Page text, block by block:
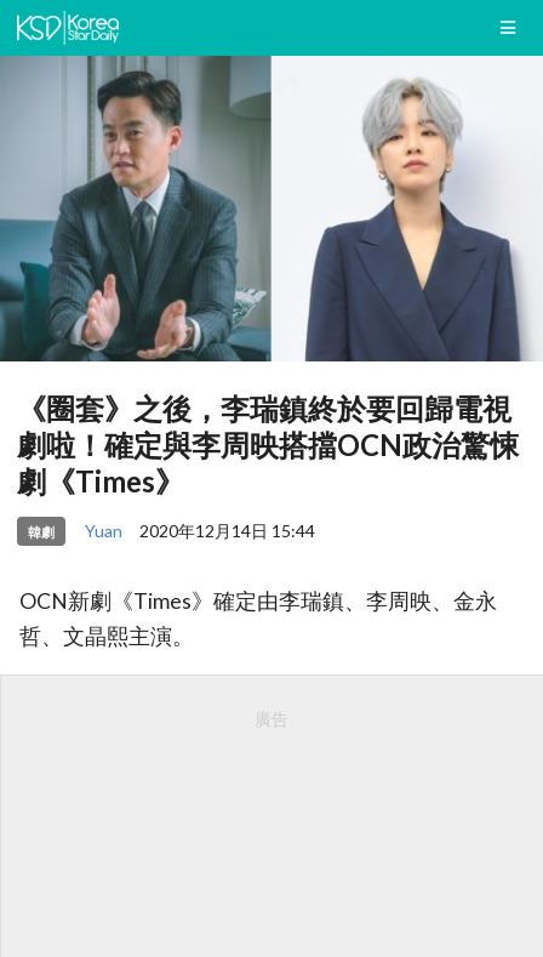
《圈套》之後，李瑞鎮終於要回歸電視
劇啦！確定與李周映搭擋OCN政治驚悚
劇《Times》
韓劇 Yuan 2020年12月14日 15:44
OCN新劇《Times》確定由李瑞鎮、李周映、金永
哲、文晶熙主演。
廣告